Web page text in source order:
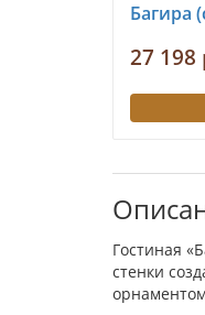
Багира
27 198
Гостиная
стенки